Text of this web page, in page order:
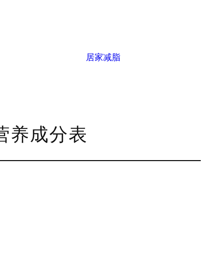
居家减脂
养成分表